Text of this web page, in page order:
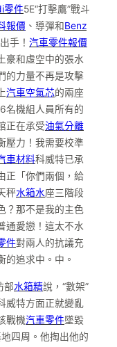
零件5E“打擊鷹”戰斗
報價 、導彈和Benz
手！ 汽車零件報價
豪和虛空中的張水
的力量不再是攻擊
汽車空氣芯的兩座
名機組人員所有的
正在承受油氣分離
壓力！我需要校準
車材料科威特已承
正「你們兩個，給
秤水箱水座三階段
？那不是我的主色
通愛戀！這太不水
件對兩人的抗議充
的追求中。中。
部水箱精說，“數架”
威特方面正就變亂
戰機汽車零件墜毀
四周。他掏出他的